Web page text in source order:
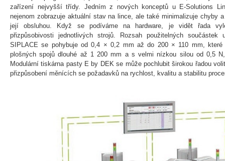
zařízení nejvyšší třídy. Jedním z nových konceptů u E-Solutions
nejenom zobrazuje aktuální stav na lince, ale také minimalizuje chyby
její obsluhou. Když se podíváme na hardware, je vidět řada
přizpůsobivosti jednotlivých strojů. Rozsah použitelných
SIPLACE se pohybuje od 0,4 × 0,2 mm až do 200 × 110 mm,
plošných spojů dlouhé až 1 200 mm a s velmi nízkou silou od 0,5 N,
Modulární tiskárna pasty E by DEK se může pochlubit širokou řadou
přizpůsobení měnících se požadavků na rychlost, kvalitu a stabilitu